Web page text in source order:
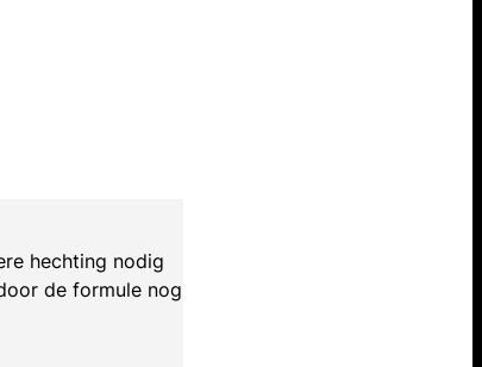
hechting nodig
de formule nog